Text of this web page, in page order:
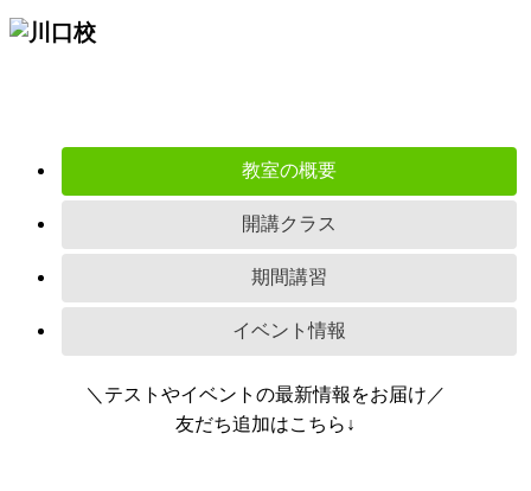
教室の概要
開講クラス
期間講習
イベント情報
＼テストやイベントの最新情報をお届け／
友だち追加はこちら↓